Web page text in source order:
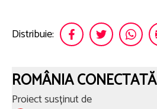
Distribuie:
ROMÂNIA CONECTATĂ
Proiect susținut de